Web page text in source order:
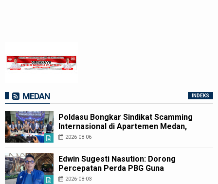
MEDAN INDEKS
Poldasu Bongkar Sindikat Scamming
Internasional di Apartemen Medan,
Korban Rugi Rp6,7 Miliar
2026-08-06
Edwin Sugesti Nasution: Dorong
Percepatan Perda PBG Guna
Penyederhanaan Layanan Cepat dan
2026-08-03